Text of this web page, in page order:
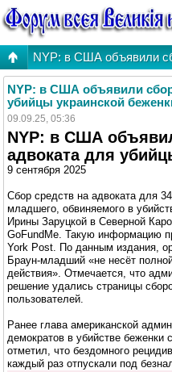
NYP: в США объявили
NYP: в США объявили
убийцы украинской
09.09.25, 05:36
NYP: в США
адвоката для
9 сентября 2025
Сбор средств на адвоката для
младшего, обвиняемого в
Ирины Заруцкой в Северной
GoFundMe. Такую информацию
York Post. По данным издания,
Браун-младший «не несёт
действия». Отмечается, что
решение удались страницы
пользователей.
Ранее глава американской
демократов в убийстве
отметил, что бездомного
каждый раз отпускали под